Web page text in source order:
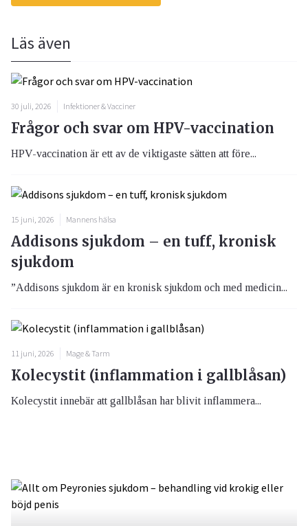
Läs även
30 juli, 2026 Infektioner & Vacciner
Frågor och svar om HPV-vaccination
HPV-vaccination är ett av de viktigaste sätten att före...
15 juni, 2026 Mannens hälsa
Addisons sjukdom – en tuff, kronisk
sjukdom
”Addisons sjukdom är en kronisk sjukdom och med medicin...
11 juni, 2026 Mage & Tarm
Kolecystit (inflammation i gallblåsan)
Kolecystit innebär att gallblåsan har blivit inflammera...